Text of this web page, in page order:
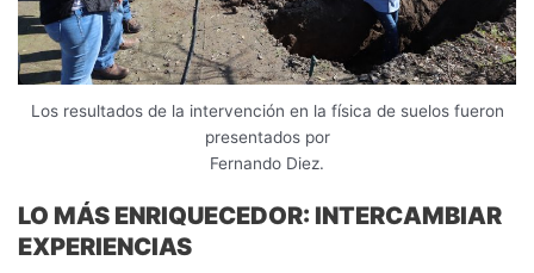
Los resultados de la intervención en la física de suelos fueron
presentados por
Fernando Diez.
LO MÁS ENRIQUECEDOR: INTERCAMBIAR
EXPERIENCIAS